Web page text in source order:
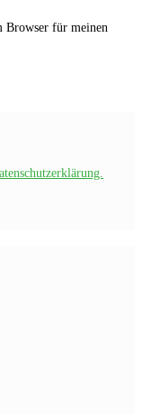
Browser für meinen